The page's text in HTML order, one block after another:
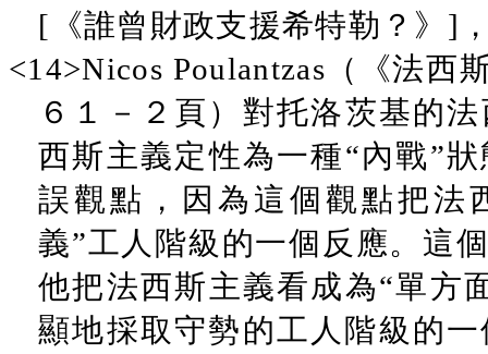
[《誰曾財政支援希特勒？》]
<14>Nicos Poulantzas（《法西
６１－２頁）對托洛茨基的
西斯主義定性為一種“內戰”
誤觀點，因為這個觀點把法
義”工人階級的一個反應。這
他把法西斯主義看成為“單方
顯地採取守勢的工人階級的